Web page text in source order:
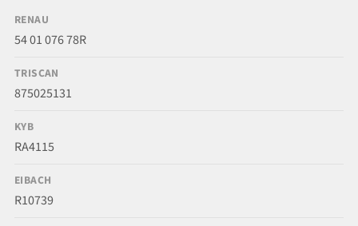
RENAU
54 01 076 78R
TRISCAN
875025131
KYB
RA4115
EIBACH
R10739